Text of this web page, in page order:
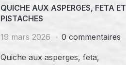
QUICHE AUX ASPERGES, FETA ET
PISTACHES
19 mars 2026
0 commentaires
Quiche aux asperges, feta,